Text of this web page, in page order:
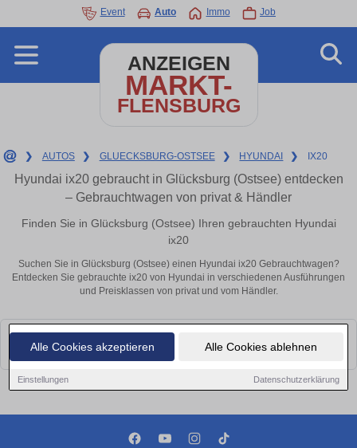
Alle Cookies akzeptieren Alle Cookies ablehnen
Einstellungen Datenschutzerklärung
Event Auto Immo Job
ANZEIGEN
MARKT-
FLENSBURG
❯ AUTOS ❯ GLUECKSBURG-OSTSEE ❯ HYUNDAI ❯ IX20
Hyundai ix20 gebraucht in Glücksburg (Ostsee) entdecken
– Gebrauchtwagen von privat & Händler
Finden Sie in Glücksburg (Ostsee) Ihren gebrauchten Hyundai
ix20
Suchen Sie in Glücksburg (Ostsee) einen Hyundai ix20 Gebrauchtwagen?
Entdecken Sie gebrauchte ix20 von Hyundai in verschiedenen Ausführungen
und Preisklassen von privat und vom Händler.
Leider konnten wir derzeit keine passenden Autos finden. Schauen Sie
bald wieder vorbei!